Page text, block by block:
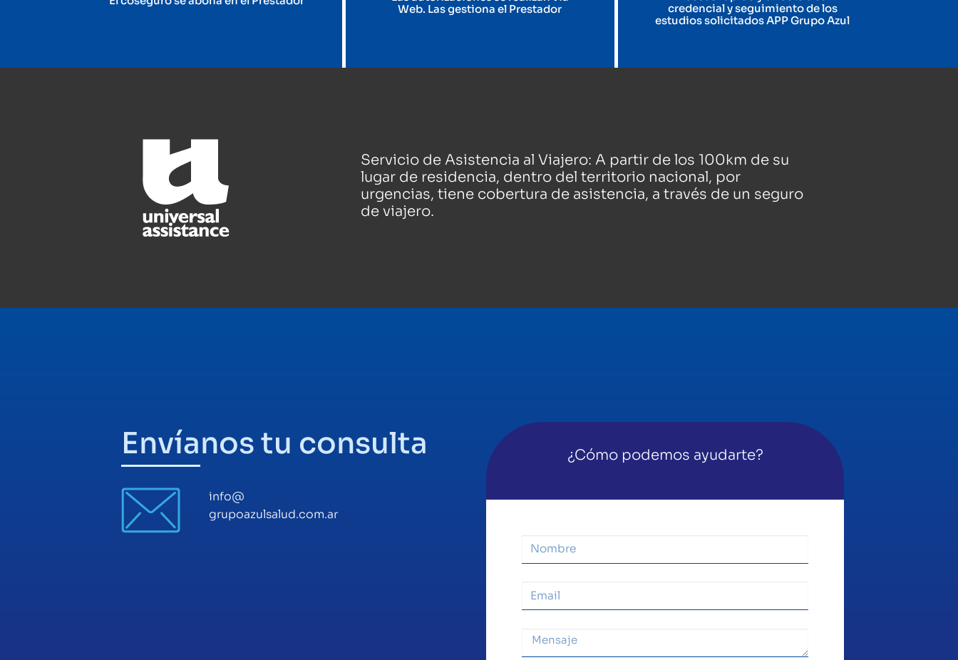
Web. Las gestiona el Prestador
credencial y seguimiento de los
estudios solicitados APP Grupo Azul
Servicio de Asistencia al Viajero: A partir de los 100km de su
lugar de residencia, dentro del territorio nacional, por
urgencias, tiene cobertura de asistencia, a través de un seguro
de viajero.
Envíanos tu consulta
info@
grupoazulsalud.com.ar
¿Cómo podemos ayudarte?